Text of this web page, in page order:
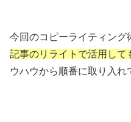
今回のコピーライティング
記事のリライトで活用して
ウハウから順番に取り入れ